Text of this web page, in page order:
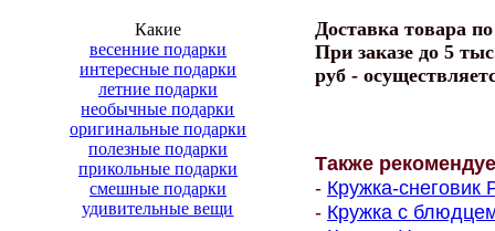
Какие
весенние подарки
интересные подарки
летние подарки
необычные подарки
оригинальные подарки
полезные подарки
прикольные подарки
смешные подарки
удивительные вещи
Доставка товара
При заказе до 5
руб -
Также
- Кружка-снеговик
- Кружка с